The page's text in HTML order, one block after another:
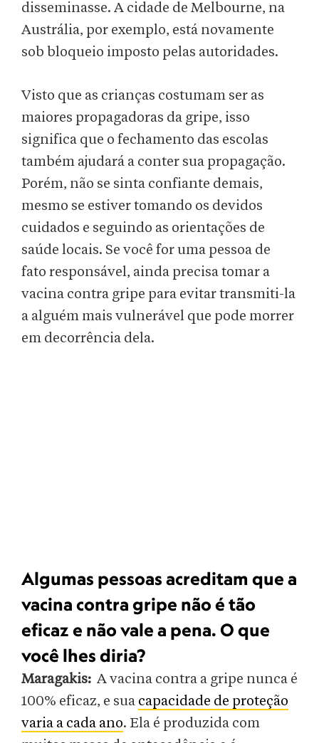
disseminasse. A cidade de Melbourne, na
Austrália, por exemplo, está novamente
sob bloqueio imposto pelas autoridades.
Visto que as crianças costumam ser as
maiores propagadoras da gripe, isso
significa que o fechamento das escolas
também ajudará a conter sua propagação.
Porém, não se sinta confiante demais,
mesmo se estiver tomando os devidos
cuidados e seguindo as orientações de
saúde locais. Se você for uma pessoa de
fato responsável, ainda precisa tomar a
vacina contra gripe para evitar transmiti-la
a alguém mais vulnerável que pode morrer
em decorrência dela.
Algumas pessoas acreditam que a
vacina contra gripe não é tão
eficaz e não vale a pena. O que
você lhes diria?
Maragakis: A vacina contra a gripe nunca é
100% eficaz, e sua capacidade de proteção
varia a cada ano. Ela é produzida com